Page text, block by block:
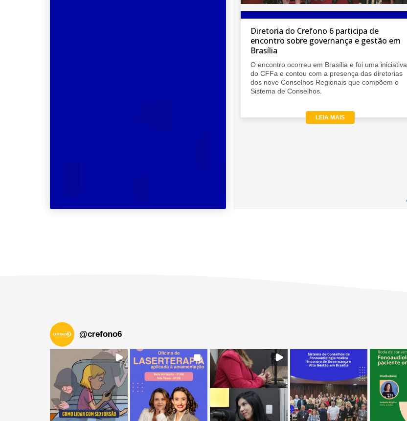
Diretoria do Crefono 6 participa de
encontro sobre governança e gestão em
Brasília
O encontro ocorreu em Brasília e foi uma iniciativa
do CFFa e contou com a presença das diretorias
dos nove Conselhos Regionais que compõem o
Sistema de Conselhos.
LEIA MAIS
@crefono6